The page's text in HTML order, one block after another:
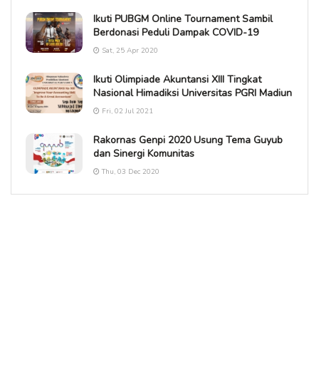
Ikuti PUBGM Online Tournament Sambil
Berdonasi Peduli Dampak COVID-19
Sat, 25 Apr 2020
Ikuti Olimpiade Akuntansi XIII Tingkat
Nasional Himadiksi Universitas PGRI Madiun
Fri, 02 Jul 2021
Rakornas Genpi 2020 Usung Tema Guyub
dan Sinergi Komunitas
Thu, 03 Dec 2020